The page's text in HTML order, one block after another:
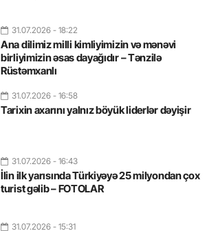
31.07.2026 - 18:22
Ana dilimiz milli kimliyimizin və mənəvi
birliyimizin əsas dayağıdır – Tənzilə
Rüstəmxanlı
31.07.2026 - 16:58
Tarixin axarını yalnız böyük liderlər dəyişir
31.07.2026 - 16:43
İlin ilk yarısında Türkiyəyə 25 milyondan çox
turist gəlib – FOTOLAR
31.07.2026 - 15:31